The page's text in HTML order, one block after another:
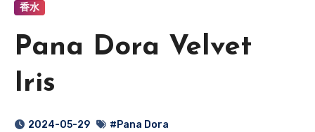
香水
Pana Dora Velvet
Iris
2024-05-29 #Pana Dora